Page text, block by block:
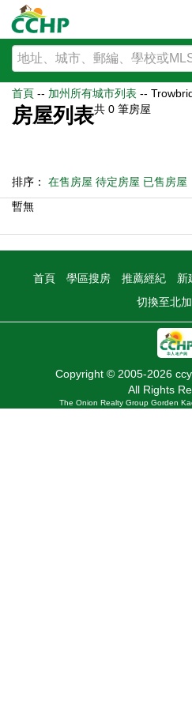
首頁 -- 加州所有城市列表 --
房屋列表共 0 筆房屋
排序： 在售房屋 待定房屋 已售房屋
暫無
首頁 學區搜房 推薦經紀 新
切換至北
Copyright © 2005-2026
All Rights
The Onion Realty Group Gorden